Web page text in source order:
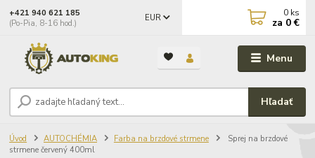
Menu
EUR
Hľadať
+421 940 621 185
(Po-Pia, 8-16 hod.)
0 ks
za 0 €
Úvod AUTOCHÉMIA Farba na brzdové strmene
Sprej na brzdové
strmene červený 400ml